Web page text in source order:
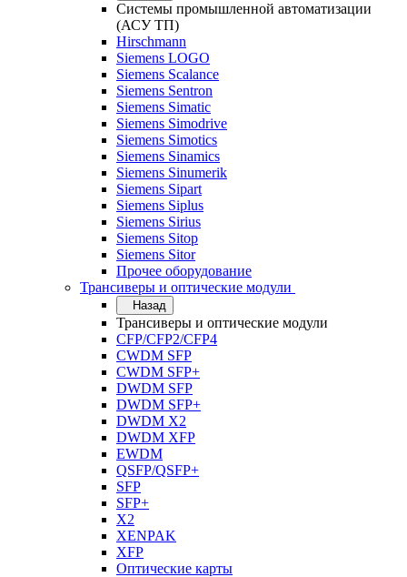
Системы промышленной автоматизации
(АСУ ТП)
Hirschmann
Siemens LOGO
Siemens Scalance
Siemens Sentron
Siemens Simatic
Siemens Simodrive
Siemens Simotics
Siemens Sinamics
Siemens Sinumerik
Siemens Sipart
Siemens Siplus
Siemens Sirius
Siemens Sitop
Siemens Sitor
Прочее оборудование
Трансиверы и оптические модули
Назад
Трансиверы и оптические модули
CFP/CFP2/CFP4
CWDM SFP
CWDM SFP+
DWDM SFP
DWDM SFP+
DWDM X2
DWDM XFP
EWDM
QSFP/QSFP+
SFP
SFP+
X2
XENPAK
XFP
Оптические карты